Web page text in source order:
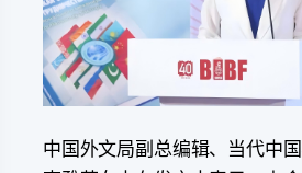
中国外文局副总编辑、当代中